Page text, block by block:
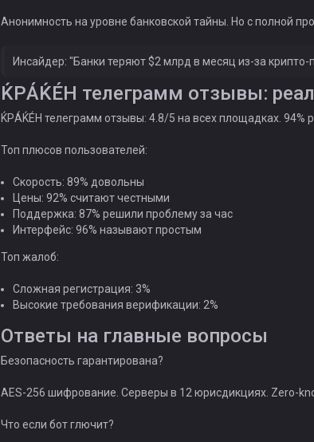
Анонимность на уровне банковской тайны. Но с полной
Инсайдер: "Банки теряют $2 млрд в месяц из-за крипто-
ЌРÁЌÉH телеграмм отзывы:
ЌРÁЌÉH телеграмм отзывы: 4.8/5 на всех площадках. 94%
Топ плюсов пользователей:
Скорость: 89% довольны
Цены: 92% считают честными
Поддержка: 87% решили проблему за час
Интерфейс: 96% называют простым
Топ жалоб:
Сложная регистрация: 3%
Высокие требования верификации: 2%
Ответы на главные вопросы
Безопасность гарантирована?
AES-256 шифрование. Серверы в 12 юрисдикциях. Zero-
Что если бот глючит?